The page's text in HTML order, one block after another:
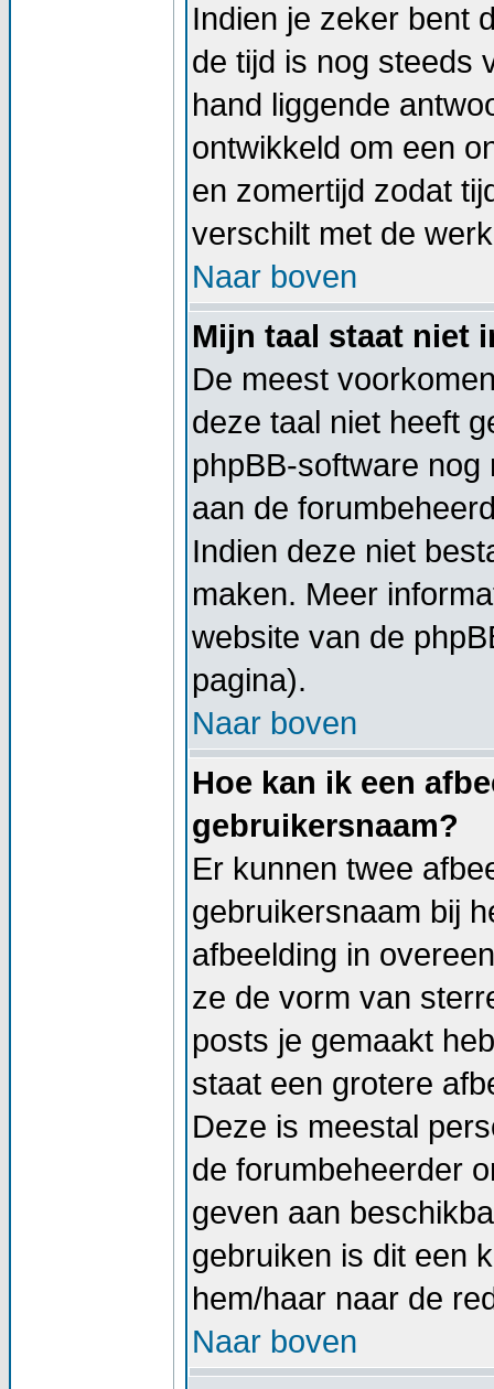
Indien je zeker bent
de tijd is nog steeds
hand liggende
ontwikkeld om een
en zomertijd zodat
verschilt met de
Naar boven
Mijn taal staat niet
De meest
deze taal niet heeft
phpBB-software
aan de
Indien deze niet
maken. Meer
website van de
pagina).
Naar boven
Hoe kan ik een
gebruikersnaam?
Er kunnen twee
gebruikersnaam bij
afbeelding in
ze de vorm van
posts je gemaakt
staat een grotere
Deze is meestal
de forumbeheerder
geven aan
gebruiken is dit een
hem/haar naar de
Naar boven